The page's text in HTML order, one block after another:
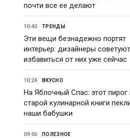
почти все ее делают
10:40 ТРЕНДЫ
Эти вещи безнадежно портят
интерьер: дизайнеры советуют
избавиться от них уже сейчас
10:24 ВКУСНО
На Яблочный Спас: этот пирог
старой кулинарной книги
наши бабушки
09:56 ПОЛЕЗНОЕ